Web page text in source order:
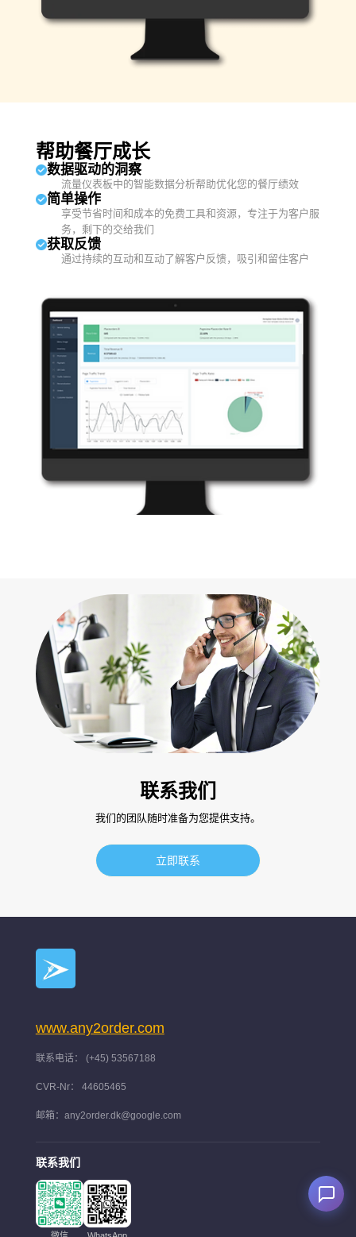
帮助餐厅成长
数据驱动的洞察
流量仪表板中的智能数据分析帮助优化您的餐厅绩效
简单操作
享受节省时间和成本的免费工具和资源，专注于为客户服
务，剩下的交给我们
获取反馈
通过持续的互动和互动了解客户反馈，吸引和留住客户
联系我们
我们的团队随时准备为您提供支持。
立即联系
www.any2order.com
联系电话： (+45) 53567188
CVR-Nr： 44605465
邮箱：any2order.dk@google.com
联系我们